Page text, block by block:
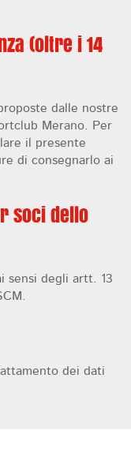
(oltre i 14
dalle nostre
Merano. Per
il presente
di consegnarlo ai
soci dello
sensi degli artt. 13
dei dati